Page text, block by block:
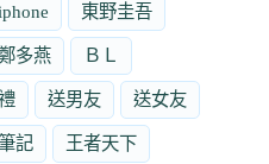
東野圭吾
多燕 ＢＬ
送男友 送女友
記 王者天下